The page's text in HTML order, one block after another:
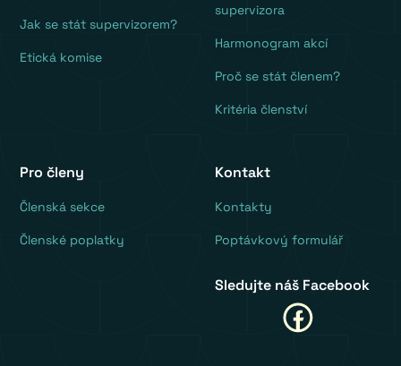
Jak se stát supervizorem?
Etická komise
supervizora
Harmonogram akcí
Proč se stát členem?
Kritéria členství
Pro členy
‍Členská sekce
Členské poplatky
Kontakt
Kontakty
Poptávkový formulář
Sledujte náš Facebook